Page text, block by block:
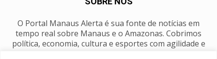
O Portal Manaus Alerta é sua fonte de notícias em
tempo real sobre Manaus e o Amazonas. Cobrimos
política, economia, cultura e esportes com agilidade e